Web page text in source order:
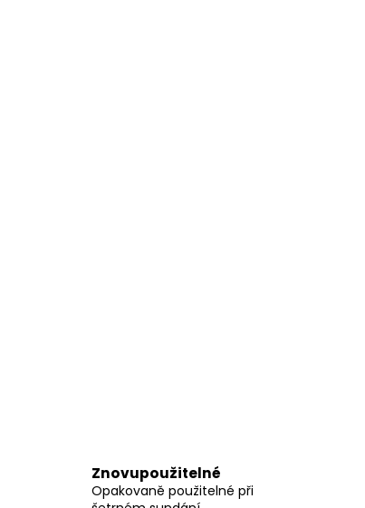
Znovupoužitelné
Opakovaně použitelné při